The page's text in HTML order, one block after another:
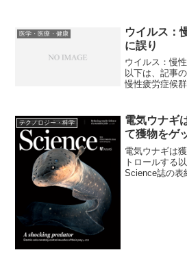
医学・医療・健康
ウイルス：
に誤り
ウイルス：慢
以下は、記事
慢性疲労症候
国立がん研究
の米科学誌サ
テクノロジー・科学
電気ウナギ
て獲物をゲ
電気ウナギは
トロールする
Science誌の表